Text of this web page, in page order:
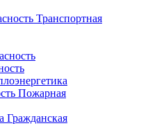
Транспортная
Пожарная
Гражданская